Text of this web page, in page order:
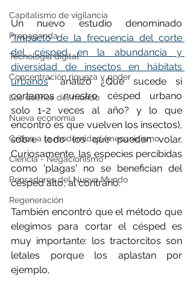
Capitalismo de vigilancia
Propaganda
Tecnología digital
Concentración riqueza y poder
Los dueños del mundo
Nueva economía
Crítica a la modernidad/mecanicismo
Ciencia - Negacionismo
Pensadores del Nuevo Mundo
Regeneración
"Impacto de la frecuencia del corte
del césped en la abundancia y
diversidad de insectos en hábitats
urbanos" analizó ¿Qué sucede si
cortamos nuestro césped urbano
solo 1-2 veces al año? y lo que
encontró es que vuelven los insectos),
sobre todo los que pueden volar.
Curiosamente, las especies percibidas
como 'plagas' no se benefician del
césped alto, al contrario.
También encontró que el método que
elegimos para cortar el césped es
muy importante: los tractorcitos son
letales porque los aplastan por
ejemplo,